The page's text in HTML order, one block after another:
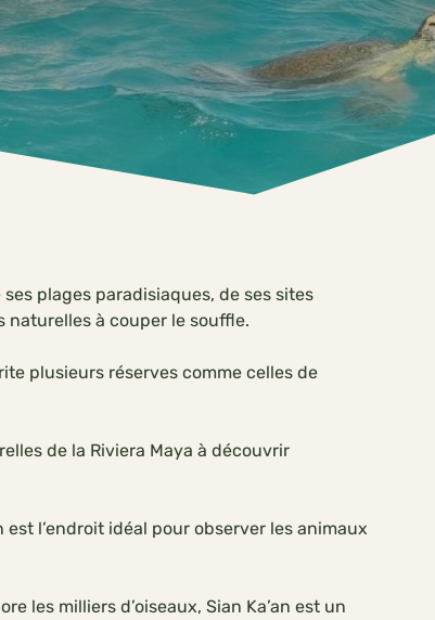
plages paradisiaques, de ses sites
naturelles à couper le souffle.
plusieurs réserves comme celles de
de la Riviera Maya à découvrir
est l’endroit idéal pour observer les animaux
les milliers d’oiseaux, Sian Ka’an est un